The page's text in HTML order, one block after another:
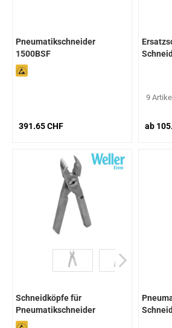
Pneumatikschneider
1500BSF
391.65 CHF
9 Artikel
ab
Schneidköpfe für
Pneumatikschneider
1500BSF